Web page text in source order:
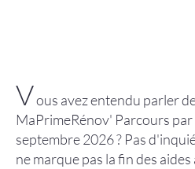
Vous avez entendu parler
MaPrimeRénov' Parcours
septembre 2026 ? Pas
ne marque pas la fin des